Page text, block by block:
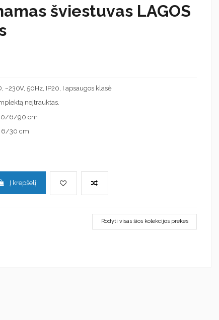
šviestuvas LAGOS
~230V, 50Hz, IP20, I apsaugos klasė
neįtrauktas.
6/90 cm
6/30 cm
Į krepšelį
Rodyti visas šios kolekcijos prekes